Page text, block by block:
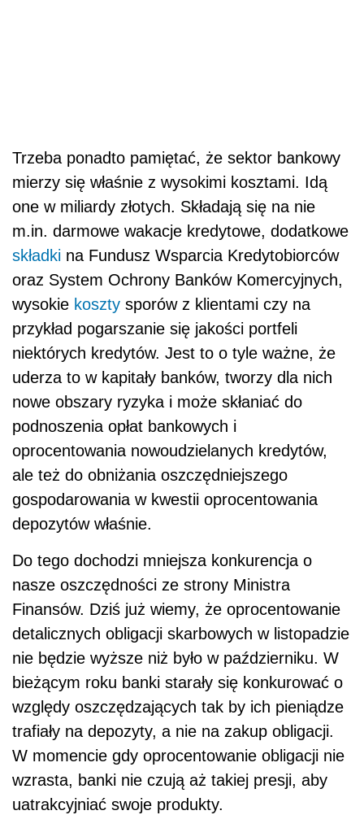
Trzeba ponadto pamiętać, że sektor bankowy
mierzy się właśnie z wysokimi kosztami. Idą
one w miliardy złotych. Składają się na nie
m.in. darmowe wakacje kredytowe, dodatkowe
składki na Fundusz Wsparcia Kredytobiorców
oraz System Ochrony Banków Komercyjnych,
wysokie koszty sporów z klientami czy na
przykład pogarszanie się jakości portfeli
niektórych kredytów. Jest to o tyle ważne, że
uderza to w kapitały banków, tworzy dla nich
nowe obszary ryzyka i może skłaniać do
podnoszenia opłat bankowych i
oprocentowania nowoudzielanych kredytów,
ale też do obniżania oszczędniejszego
gospodarowania w kwestii oprocentowania
depozytów właśnie.
Do tego dochodzi mniejsza konkurencja o
nasze oszczędności ze strony Ministra
Finansów. Dziś już wiemy, że oprocentowanie
detalicznych obligacji skarbowych w listopadzie
nie będzie wyższe niż było w październiku. W
bieżącym roku banki starały się konkurować o
względy oszczędzających tak by ich pieniądze
trafiały na depozyty, a nie na zakup obligacji.
W momencie gdy oprocentowanie obligacji nie
wzrasta, banki nie czują aż takiej presji, aby
uatrakcyjniać swoje produkty.